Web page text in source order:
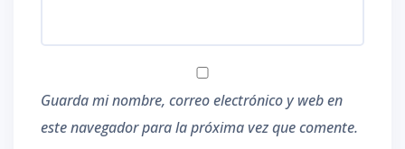
Guarda mi nombre, correo electrónico y web en
este navegador para la próxima vez que comente.